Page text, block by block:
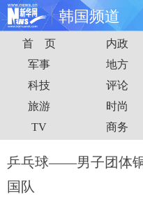
韩国频道
首页 时政
娱乐 体育
时尚 思客
港澳 台湾
科技
首 页 内政
军事
地方
科技
评论
旅游
时尚
TV
商务
乒乓球——男子团体
国队